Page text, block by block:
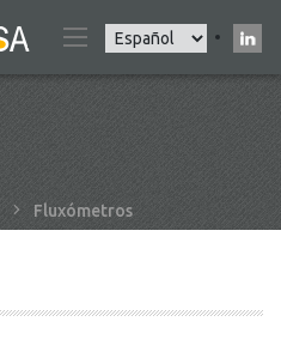
Select
your
language
Fluxómetros